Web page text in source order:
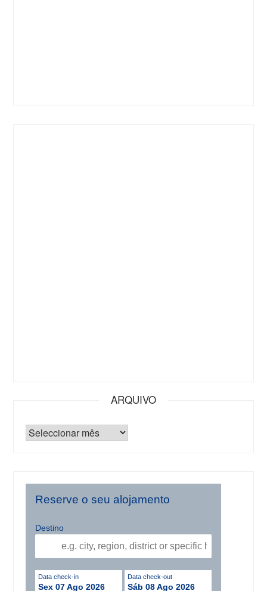
ARQUIVO
Reserve o seu alojamento
Destino
Data check-in
Sex 07 Ago 2026
Data check-out
Sáb 08 Ago 2026